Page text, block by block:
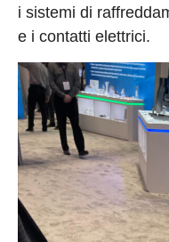
i sistemi di
e i contatti elettrici.